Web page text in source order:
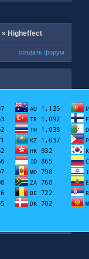
» Higheffect
создать форум